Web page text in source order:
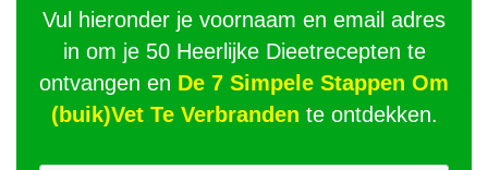
Vul hieronder je voornaam en email adres
in om je 50 Heerlijke Dieetrecepten te
ontvangen en De 7 Simpele Stappen Om
(buik)Vet Te Verbranden te ontdekken.